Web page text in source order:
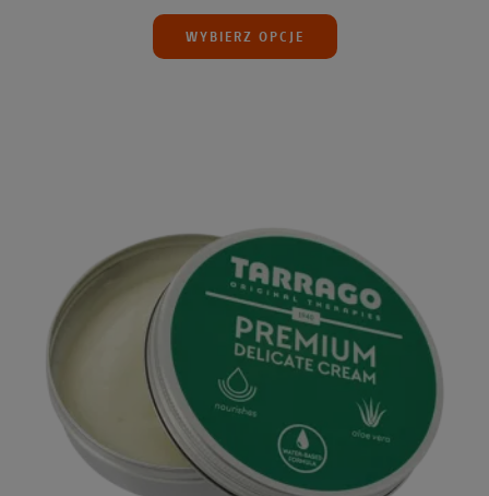
WYBIERZ OPCJE